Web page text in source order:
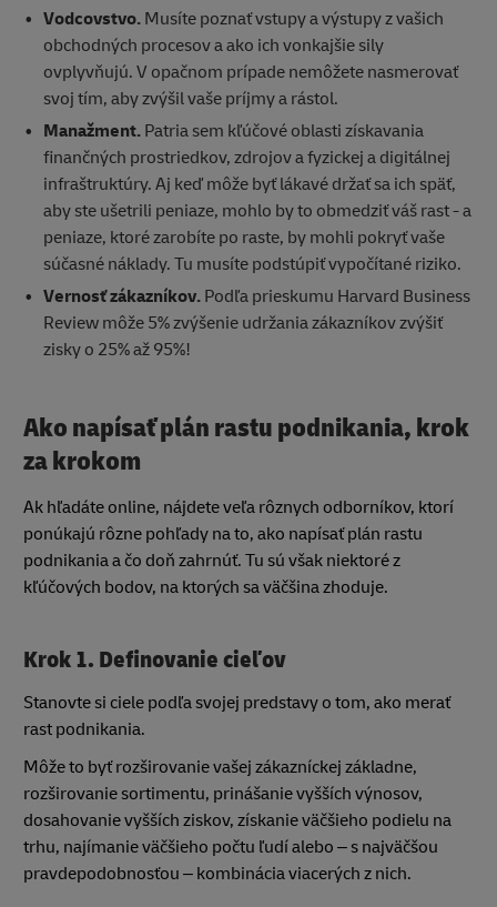
Vodcovstvo.Musíte poznať vstupy a výstupy z vašich
obchodných procesov a ako ich vonkajšie sily
ovplyvňujú. V opačnom prípade nemôžete nasmerovať
svoj tím, aby zvýšil vaše príjmy a rástol.
Manažment.Patria sem kľúčové oblasti získavania
finančných prostriedkov, zdrojov a fyzickej a digitálnej
infraštruktúry. Aj keď môže byť lákavé držať sa ich späť,
aby ste ušetrili peniaze, mohlo by to obmedziť váš rast - a
peniaze, ktoré zarobíte po raste, by mohli pokryť vaše
súčasné náklady. Tu musíte podstúpiť vypočítané riziko.
Vernosť zákazníkov.Podľa prieskumu Harvard Business
Review môže 5% zvýšenie udržania zákazníkov zvýšiť
zisky o 25% až 95%!
Ako napísať plán rastu podnikania, krok
za krokom
Ak hľadáte online, nájdete veľa rôznych odborníkov, ktorí
ponúkajú rôzne pohľady na to, ako napísať plán rastu
podnikania a čo doň zahrnúť. Tu sú však niektoré z
kľúčových bodov, na ktorých sa väčšina zhoduje.
Krok 1. Definovanie cieľov
Stanovte si ciele podľa svojej predstavy o tom, ako merať
rast podnikania.
Môže to byť rozširovanie vašej zákazníckej základne,
rozširovanie sortimentu, prinášanie vyšších výnosov,
dosahovanie vyšších ziskov, získanie väčšieho podielu na
trhu, najímanie väčšieho počtu ľudí alebo – s najväčšou
pravdepodobnosťou – kombinácia viacerých z nich.